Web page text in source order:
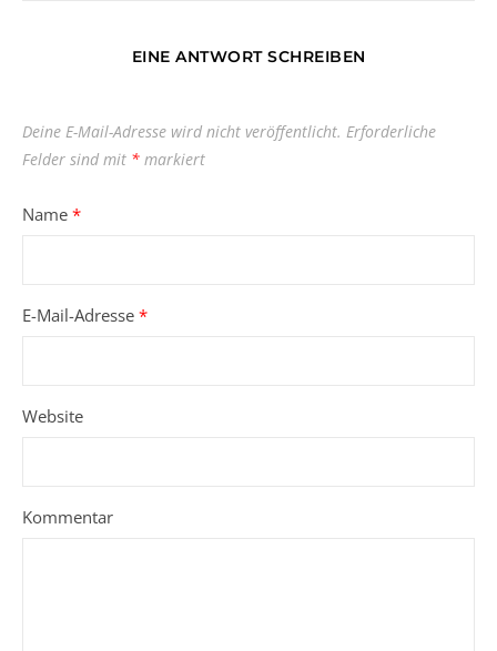
EINE ANTWORT SCHREIBEN
Deine E-Mail-Adresse wird nicht veröffentlicht. Erforderliche
Felder sind mit * markiert
Name *
E-Mail-Adresse *
Website
Kommentar